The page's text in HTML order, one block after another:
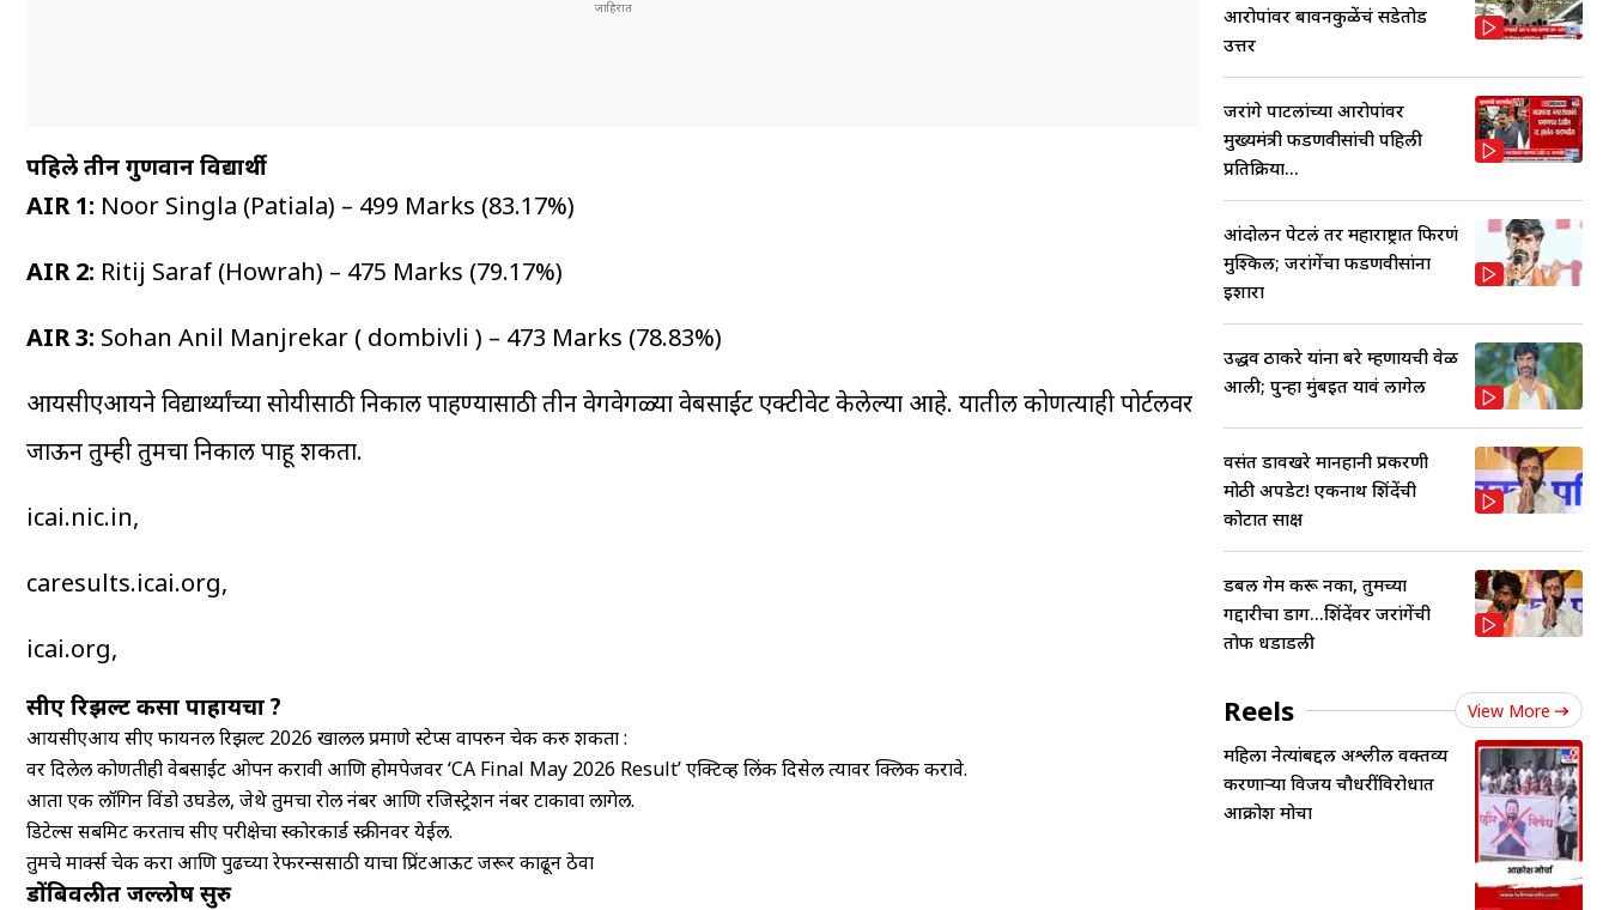
पहिले तीन गुणवान विद्यार्थी
AIR 1: Noor Singla (Patiala) – 499 Marks (83.17%)
AIR 2: Ritij Saraf (Howrah) – 475 Marks (79.17%)
AIR 3: Sohan Anil Manjrekar ( dombivli ) – 473 Marks (78.83%)
आयसीएआयने विद्यार्थ्यांच्या सोयीसाठी निकाल पाहण्यासाठी तीन वेगवेगळ्या वेबसाईट एक्टीवेट केलेल्या आहे. यातील कोणत्याही पोर्टलवर
जाऊन तुम्ही तुमचा निकाल पाहू शकता.
icai.nic.in,
caresults.icai.org,
icai.org,
सीए रिझल्ट कसा पाहायचा ?
आयसीएआय सीए फायनल रिझल्ट 2026 खालील प्रमाणे स्टेप्स वापरुन चेक करु शकता :
वर दिलेली कोणतीही वेबसाईट ओपन करावी आणि होमपेजवर ‘CA Final May 2026 Result’ एक्टिव्ह लिंक दिसेल त्यावर क्लिक करावे.
आता एक लॉगिन विंडो उघडेल, जेथे तुमचा रोल नंबर आणि रजिस्ट्रेशन नंबर टाकावा लागेल.
डिटेल्स सबमिट करताच सीए परीक्षेचा स्कोरकार्ड स्क्रीनवर येईल.
तुमचे मार्क्स चेक करा आणि पुढच्या रेफरन्ससाठी याचा प्रिंटआऊट जरूर काढून ठेवा
डोंबिवलीत जल्लोष सुरु
आरोपांवर बावनकुळेंचं सडेतोड
उत्तर
जरांगे पाटलांच्या आरोपांवर
मुख्यमंत्री फडणवीसांची पहिली
प्रतिक्रिया...
आंदोलन पेटलं तर महाराष्ट्रात फिरणं
मुश्किल; जरांगेंचा फडणवीसांना
इशारा
उद्धव ठाकरे यांना बरे म्हणायची वेळ
आली; पुन्हा मुंबईत यावं लागेल
वसंत डावखरे मानहानी प्रकरणी
मोठी अपडेट! एकनाथ शिंदेंची
कोर्टात साक्ष
डबल गेम करू नका, तुमच्या
गद्दारीचा डाग...शिंदेंवर जरांगेंची
तोफ धडाडली
Reels View More
महिला नेत्यांबद्दल अश्लील वक्तव्य
करणाऱ्या विजय चौधरींविरोधात
आक्रोश मोर्चा